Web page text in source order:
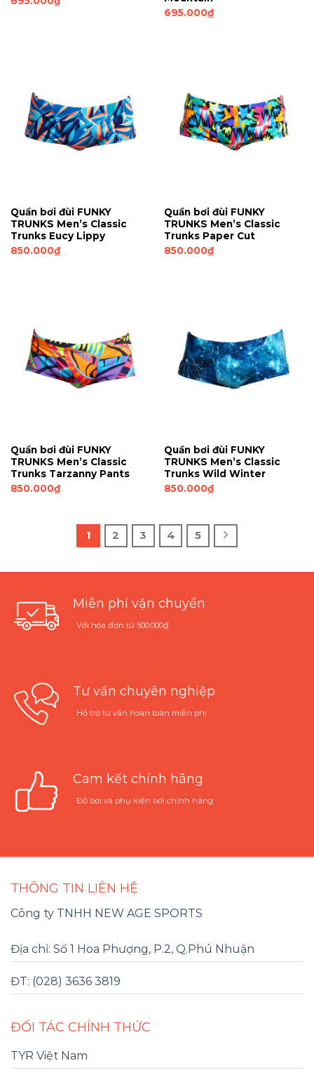
695.000₫
Quần bơi đùi FUNKY
TRUNKS Men’s Classic
Trunks Eucy Lippy
850.000₫
Quần bơi đùi FUNKY
TRUNKS Men’s Classic
Trunks Paper Cut
850.000₫
Quần bơi đùi FUNKY
TRUNKS Men’s Classic
Trunks Tarzanny Pants
850.000₫
Quần bơi đùi FUNKY
TRUNKS Men’s Classic
Trunks Wild Winter
850.000₫
1 2 3 4 5
Miễn phí vận chuyển
Với hóa đơn từ 500.000₫
Tư vấn chuyên nghiệp
Hỗ trợ tư vấn hoàn toàn miễn phí
Cam kết chính hãng
Đồ bơi và phụ kiện bơi chính hãng
THÔNG TIN LIÊN HỆ
Công ty TNHH NEW AGE SPORTS
Địa chỉ: Số 1 Hoa Phượng, P.2, Q.Phú Nhuận
ĐT: (028) 3636 3819
ĐỐI TÁC CHÍNH THỨC
TYR Việt Nam